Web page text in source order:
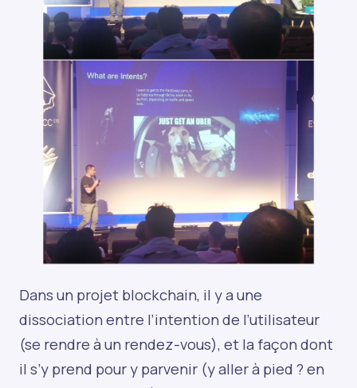
Dans un projet blockchain, il y a une
dissociation entre l’intention de l’utilisateur
(se rendre à un rendez-vous), et la façon dont
il s’y prend pour y parvenir (y aller à pied ? en